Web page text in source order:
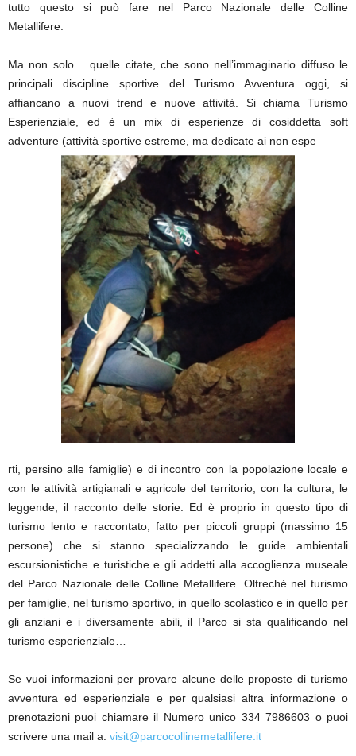
tutto questo si può fare nel Parco Nazionale delle Colline
Metallifere.
Ma non solo… quelle citate, che sono nell’immaginario diffuso le
principali discipline sportive del Turismo Avventura oggi, si
affiancano a nuovi trend e nuove attività. Si chiama Turismo
Esperienziale, ed è un mix di esperienze di cosiddetta soft
adventure (attività sportive estreme, ma dedicate ai non espe
rti, persino alle famiglie) e di incontro con la popolazione locale e
con le attività artigianali e agricole del territorio, con la cultura, le
leggende, il racconto delle storie. Ed è proprio in questo tipo di
turismo lento e raccontato, fatto per piccoli gruppi (massimo 15
persone) che si stanno specializzando le guide ambientali
escursionistiche e turistiche e gli addetti alla accoglienza museale
del Parco Nazionale delle Colline Metallifere. Oltreché nel turismo
per famiglie, nel turismo sportivo, in quello scolastico e in quello per
gli anziani e i diversamente abili, il Parco si sta qualificando nel
turismo esperienziale…
Se vuoi informazioni per provare alcune delle proposte di turismo
avventura ed esperienziale e per qualsiasi altra informazione o
prenotazioni puoi chiamare il Numero unico 334 7986603 o puoi
scrivere una mail a: visit@parcocollinemetallifere.it